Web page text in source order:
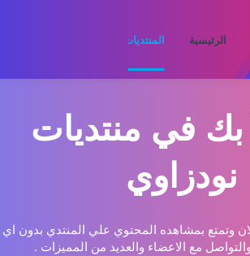
الرئيسية المنتديات
بك في منتديات
نودزاوي
وتمتع بمشاهده المحتوي علي المنتدي بدون اي
مع الاعضاء والعديد من المميزات .